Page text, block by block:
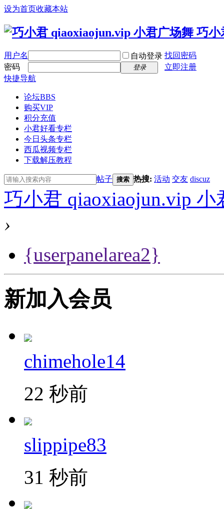
设为首页收藏本站
用户名 自动登录 找回密码
密码
登录
立即注册
快捷导航
论坛BBS
购买VIP
积分充值
小君好看专栏
今日头条专栏
西瓜视频专栏
下载解压教程
帖子 搜索 热搜: 活动 交友 discuz
巧小君 qiaoxiaojun.vip
›
{userpanelarea2}
新加入会员
chimehole14
22 秒前
slippipe83
31 秒前